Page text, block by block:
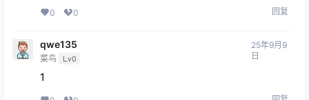
0 0 回复
qwe135
菜鸟 Lv0
25年9月9
日
1